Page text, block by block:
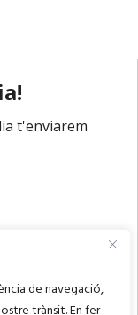
de navegació,